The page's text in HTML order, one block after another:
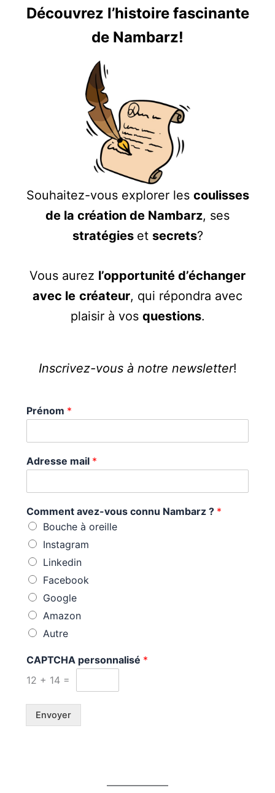
Découvrez l’histoire fascinante
de Nambarz!
Souhaitez-vous explorer les coulisses
de la création de Nambarz, ses
stratégies et secrets?
Vous aurez l’opportunité d’échanger
avec le créateur, qui répondra avec
plaisir à vos questions.
Inscrivez-vous à notre newsletter!
Prénom *
Adresse mail *
Comment avez-vous connu Nambarz ? *
Bouche à oreille
Instagram
Linkedin
Facebook
Google
Amazon
Autre
CAPTCHA personnalisé *
12 + 14 =
Envoyer